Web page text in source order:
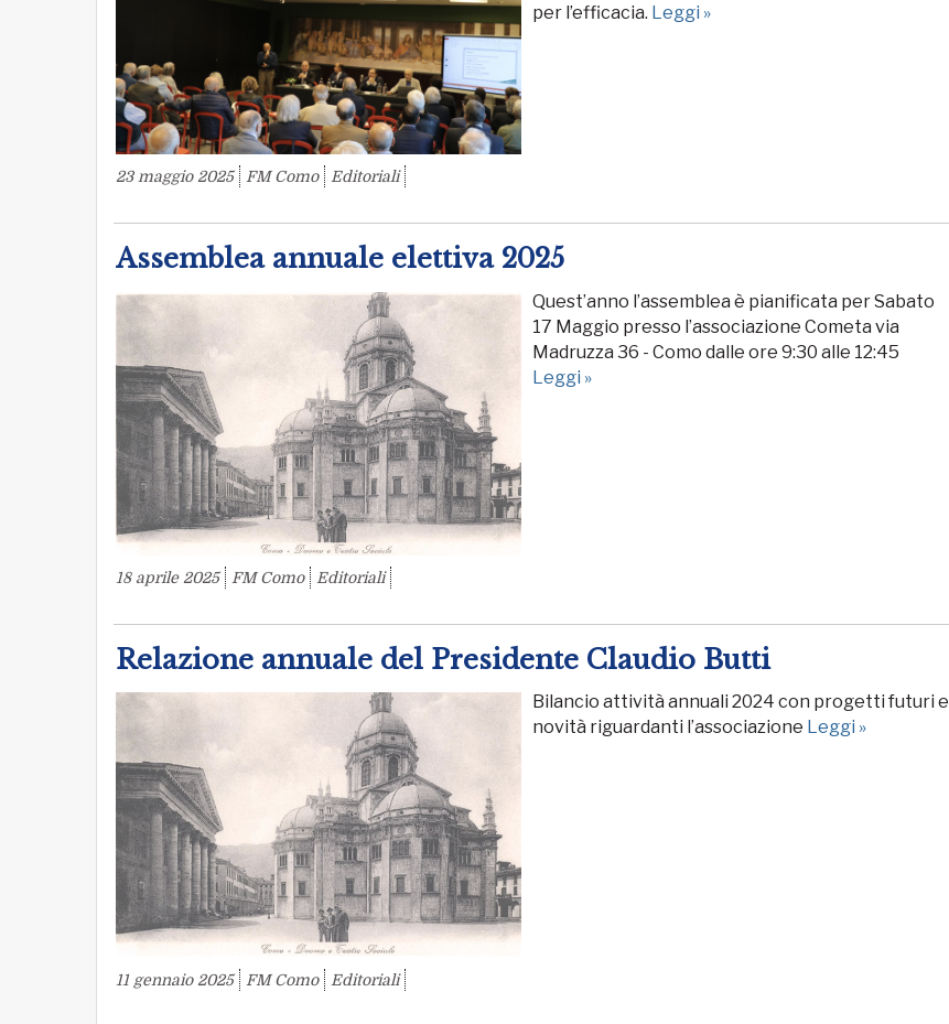
per l’efficacia. Leggi »
23 maggio 2025 FM Como Editoriali
Assemblea annuale elettiva 2025
Quest’anno l’assemblea è pianificata per Sabato
17 Maggio presso l’associazione Cometa via
Madruzza 36 - Como dalle ore 9:30 alle 12:45
Leggi »
18 aprile 2025 FM Como Editoriali
Relazione annuale del Presidente Claudio Butti
Bilancio attività annuali 2024 con progetti futuri e
novità riguardanti l’associazione Leggi »
11 gennaio 2025 FM Como Editoriali